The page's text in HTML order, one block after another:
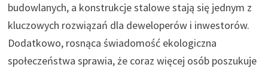
budowlanych, a konstrukcje stalowe stają się jednym z
kluczowych rozwiązań dla deweloperów i inwestorów.
Dodatkowo, rosnąca świadomość ekologiczna
społeczeństwa sprawia, że coraz więcej osób poszukuje